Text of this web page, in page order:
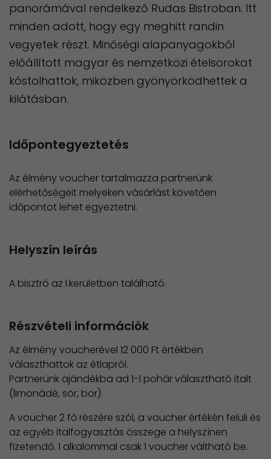
panorámával rendelkező Rudas Bistroban. Itt
minden adott, hogy egy meghitt randin
vegyetek részt. Minőségi alapanyagokból
előállított magyar és nemzetközi ételsorokat
kóstolhattok, miközben gyönyörködhettek a
kilátásban.
Időpontegyeztetés
Az élmény voucher tartalmazza partnerünk
elérhetőségeit melyeken vásárlást követően
időpontot lehet egyeztetni.
Helyszín leírás
A bisztró az I.kerületben található.
Részvételi információk
Az élmény voucherével 12 000 Ft értékben
választhattok az étlapról.
Partnerünk ajándékba ad 1-1 pohár választható italt
(limonádé, sör, bor).
A voucher 2 fő részére szól, a voucher értékén felüli és
az egyéb italfogyasztás összege a helyszínen
fizetendő. 1 alkalommal csak 1 voucher váltható be.